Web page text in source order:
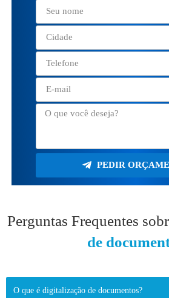
PEDIR
Perguntas Frequentes
de
O que é digitalização de documentos?